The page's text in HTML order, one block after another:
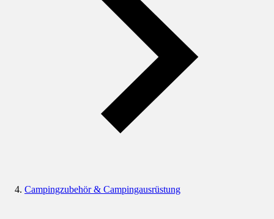
Campingzubehör & Campingausrüstung